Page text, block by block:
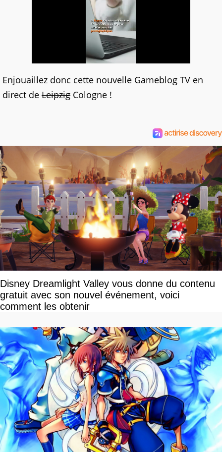
Enjouaillez donc cette nouvelle Gameblog TV en
direct de Leipzig Cologne !
Disney Dreamlight Valley vous donne du contenu
gratuit avec son nouvel événement, voici
comment les obtenir